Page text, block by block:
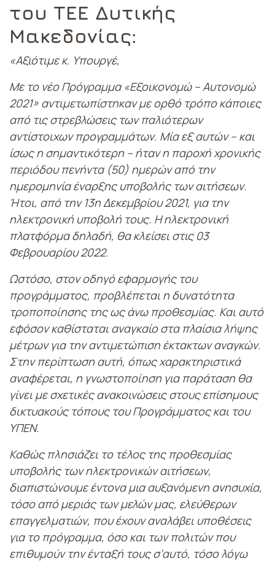
του ΤΕΕ Δυτικής
Μακεδονίας:
«Αξιότιμε κ. Υπουργέ,
Με το νέο Πρόγραμμα «Εξοικονομώ – Αυτονομώ
2021» αντιμετωπίστηκαν με ορθό τρόπο κάποιες
από τις στρεβλώσεις των παλιότερων
αντίστοιχων προγραμμάτων. Μία εξ αυτών – και
ίσως η σημαντικότερη – ήταν η παροχή χρονικής
περιόδου πενήντα (50) ημερών από την
ημερομηνία έναρξης υποβολής των αιτήσεων.
Ήτοι, από την 13η Δεκεμβρίου 2021, για την
ηλεκτρονική υποβολή τους. Η ηλεκτρονική
πλατφόρμα δηλαδή, θα κλείσει στις 03
Φεβρουαρίου 2022.
Ωστόσο, στον οδηγό εφαρμογής του
προγράμματος, προβλέπεται η δυνατότητα
τροποποίησης της ως άνω προθεσμίας. Και αυτό
εφόσον καθίσταται αναγκαίο στα πλαίσια λήψης
μέτρων για την αντιμετώπιση έκτακτων αναγκών.
Στην περίπτωση αυτή, όπως χαρακτηριστικά
αναφέρεται, η γνωστοποίηση για παράταση θα
γίνει με σχετικές ανακοινώσεις στους επίσημους
δικτυακούς τόπους του Προγράμματος και του
ΥΠΕΝ.
Καθώς πλησιάζει το τέλος της προθεσμίας
υποβολής των ηλεκτρονικών αιτήσεων,
διαπιστώνουμε έντονα μια αυξανόμενη ανησυχία,
τόσο από μεριάς των μελών μας, ελεύθερων
επαγγελματιών, που έχουν αναλάβει υποθέσεις
για το πρόγραμμα, όσο και των πολιτών που
επιθυμούν την ένταξή τους σ’αυτό, τόσο λόγω